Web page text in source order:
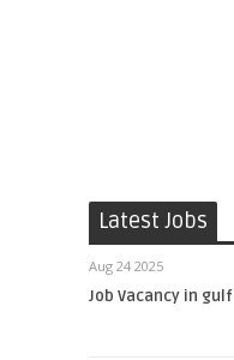
Latest Jobs
Aug 24 2025
Job Vacancy in gulf